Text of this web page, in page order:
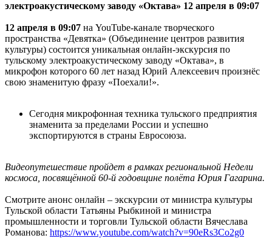
электроакустическому заводу «Октава» 12 апреля в 09:07
12 апреля в 09:07 на YouTube-канале творческого
пространства «Девятка» (Объединение центров развития
культуры) состоится уникальная онлайн-экскурсия по
тульскому электроакустическому заводу «Октава», в
микрофон которого 60 лет назад Юрий Алексеевич произнёс
свою знаменитую фразу «Поехали!».
Сегодня микрофонная техника тульского предприятия
знаменита за пределами России и успешно
экспортируются в страны Евросоюза.
Видеопутешествие пройдет в рамках региональной Недели
космоса, посвящённой 60-й годовщине полёта Юрия Гагарина.
Смотрите анонс онлайн – экскурсии от министра культуры
Тульской области Татьяны Рыбкиной и министра
промышленности и торговли Тульской области Вячеслава
Романова: https://www.youtube.com/watch?v=90eRs3Co2g0